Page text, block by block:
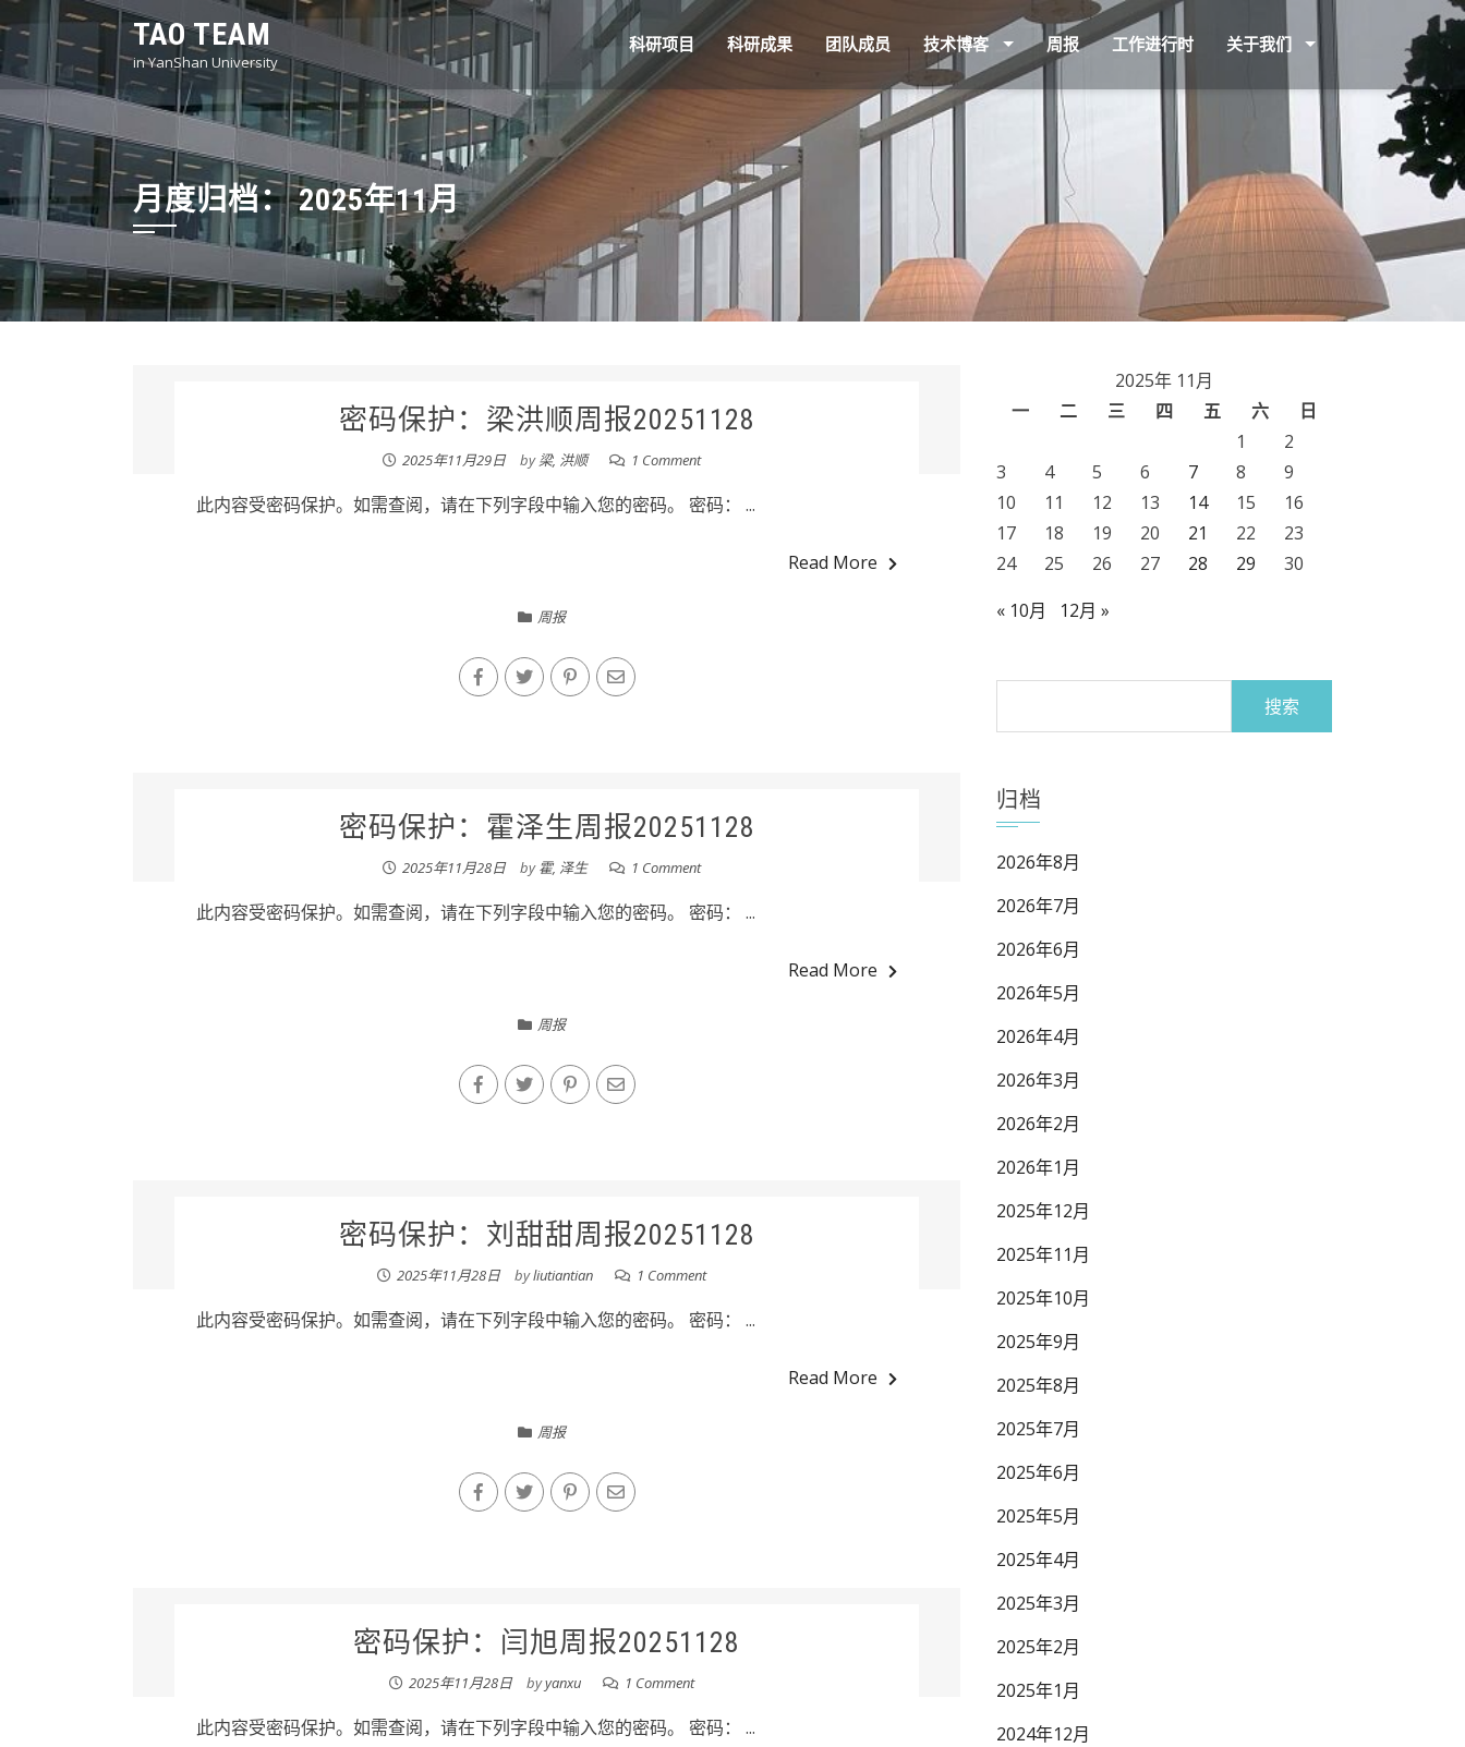
to
content
TAO TEAM
in YanShan University
科研项目 科研成果 团队成员 技术博客 周报 工作进行时 关于我们
月度归档：2025年11月
密码保护：梁洪顺周报20251128
2025年11月29日 by梁, 洪顺 1 Comment
此内容受密码保护。如需查阅，请在下列字段中输入您的密码。 密码： ...
Read More
周报
密码保护：霍泽生周报20251128
2025年11月28日 by霍, 泽生 1 Comment
此内容受密码保护。如需查阅，请在下列字段中输入您的密码。 密码： ...
Read More
周报
密码保护：刘甜甜周报20251128
2025年11月28日 byliutiantian 1 Comment
此内容受密码保护。如需查阅，请在下列字段中输入您的密码。 密码： ...
Read More
周报
密码保护：闫旭周报20251128
2025年11月28日 byyanxu 1 Comment
此内容受密码保护。如需查阅，请在下列字段中输入您的密码。 密码： ...
2025年 11月
一
二 三 四 五 六
日
1
2
3
4 5 6 7 8
9
10
11 12 13 14 15
16
17
18 19 20 21 22
23
24
25 26 27 28 29
30
« 10月
12月 »
归档
2026年8月
2026年7月
2026年6月
2026年5月
2026年4月
2026年3月
2026年2月
2026年1月
2025年12月
2025年11月
2025年10月
2025年9月
2025年8月
2025年7月
2025年6月
2025年5月
2025年4月
2025年3月
2025年2月
2025年1月
2024年12月